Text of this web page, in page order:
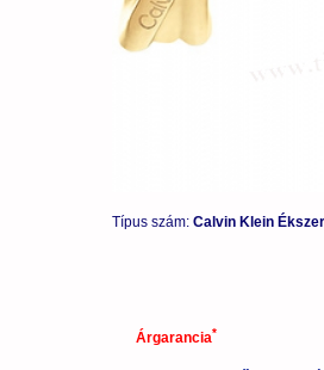
Típus szám: Calvin Klein
Árgarancia*